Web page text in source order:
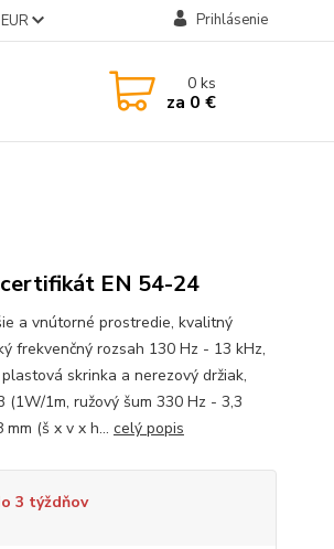
EUR Prihlásenie
0ks
za 0 €
EN 54-24
a vnútorné prostredie, kvalitný
frekvenčný rozsah 130 Hz - 13 kHz,
skrinka a nerezový držiak,
(1W/1m, ružový šum 330 Hz - 3,3
(š x v x h... celý popis
3 týždňov